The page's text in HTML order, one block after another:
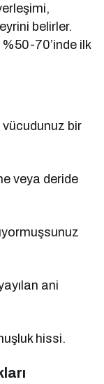
belirler.
70’inde ilk
vücudunuz bir
veya deride
ani
hissi.